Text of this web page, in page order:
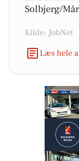
Solbjerg/
Kilde: JobNet
Læs hele